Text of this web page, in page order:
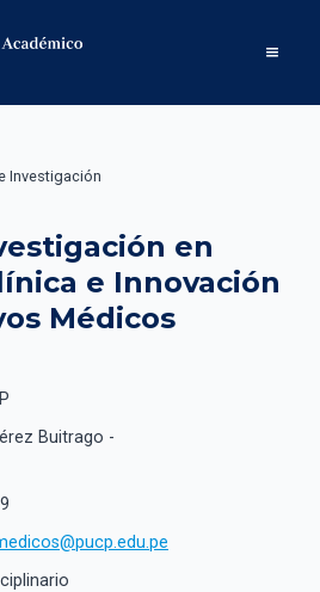
Investigación
en
e Innovación
Médicos
Buitrago -